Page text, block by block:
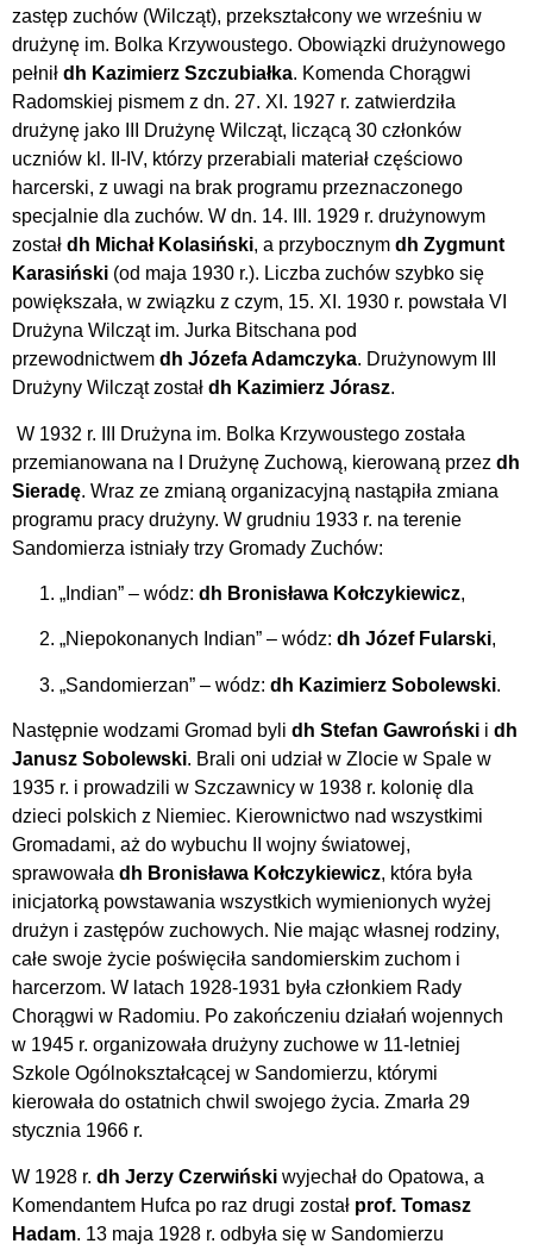
zastęp zuchów (Wilcząt), przekształcony we wrześniu w
drużynę im. Bolka Krzywoustego. Obowiązki drużynowego
pełnił dh Kazimierz Szczubiałka. Komenda Chorągwi
Radomskiej pismem z dn. 27. XI. 1927 r. zatwierdziła
drużynę jako III Drużynę Wilcząt, liczącą 30 członków
uczniów kl. II-IV, którzy przerabiali materiał częściowo
harcerski, z uwagi na brak programu przeznaczonego
specjalnie dla zuchów. W dn. 14. III. 1929 r. drużynowym
został dh Michał Kolasiński, a przybocznym dh Zygmunt
Karasiński (od maja 1930 r.). Liczba zuchów szybko się
powiększała, w związku z czym, 15. XI. 1930 r. powstała VI
Drużyna Wilcząt im. Jurka Bitschana pod
przewodnictwem dh Józefa Adamczyka. Drużynowym III
Drużyny Wilcząt został dh Kazimierz Jórasz.
W 1932 r. III Drużyna im. Bolka Krzywoustego została
przemianowana na I Drużynę Zuchową, kierowaną przez dh
Sieradę. Wraz ze zmianą organizacyjną nastąpiła zmiana
programu pracy drużyny. W grudniu 1933 r. na terenie
Sandomierza istniały trzy Gromady Zuchów:
„Indian” – wódz: dh Bronisława Kołczykiewicz,
„Niepokonanych Indian” – wódz: dh Józef Fularski,
„Sandomierzan” – wódz: dh Kazimierz Sobolewski.
Następnie wodzami Gromad byli dh Stefan Gawroński i dh
Janusz Sobolewski. Brali oni udział w Zlocie w Spale w
1935 r. i prowadzili w Szczawnicy w 1938 r. kolonię dla
dzieci polskich z Niemiec. Kierownictwo nad wszystkimi
Gromadami, aż do wybuchu II wojny światowej,
sprawowała dh Bronisława Kołczykiewicz, która była
inicjatorką powstawania wszystkich wymienionych wyżej
drużyn i zastępów zuchowych. Nie mając własnej rodziny,
całe swoje życie poświęciła sandomierskim zuchom i
harcerzom. W latach 1928-1931 była członkiem Rady
Chorągwi w Radomiu. Po zakończeniu działań wojennych
w 1945 r. organizowała drużyny zuchowe w 11-letniej
Szkole Ogólnokształcącej w Sandomierzu, którymi
kierowała do ostatnich chwil swojego życia. Zmarła 29
stycznia 1966 r.
W 1928 r. dh Jerzy Czerwiński wyjechał do Opatowa, a
Komendantem Hufca po raz drugi został prof. Tomasz
Hadam. 13 maja 1928 r. odbyła się w Sandomierzu